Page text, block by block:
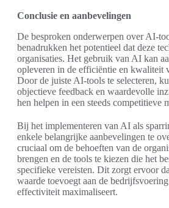
Conclusie en aanbevelingen
De besproken onderwerpen over AI-
benadrukken het potentieel dat deze
organisaties. Het gebruik van AI kan
opleveren in de efficiëntie en kwaliteit
Door de juiste AI-tools te selecteren,
objectieve feedback en waardevolle
hen helpen in een steeds competitieve
Bij het implementeren van AI als
enkele belangrijke aanbevelingen te
cruciaal om de behoeften van de
brengen en de tools te kiezen die het
specifieke vereisten. Dit zorgt ervoor
waarde toevoegt aan de
effectiviteit maximaliseert.